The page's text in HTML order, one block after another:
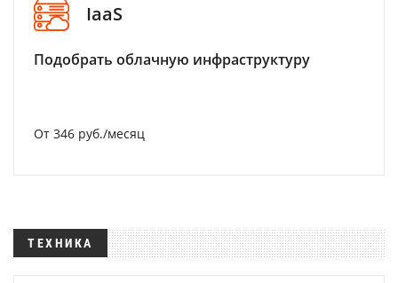
IaaS
Подобрать облачную инфраструктуру
От 346 руб./месяц
ТЕХНИКА